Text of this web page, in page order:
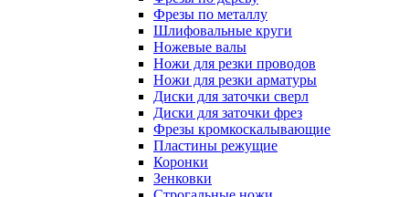
Фрезы по металлу
Шлифовальные круги
Ножевые валы
Ножи для резки проводов
Ножи для резки арматуры
Диски для заточки сверл
Диски для заточки фрез
Фрезы кромкоскалывающие
Пластины режущие
Коронки
Зенковки